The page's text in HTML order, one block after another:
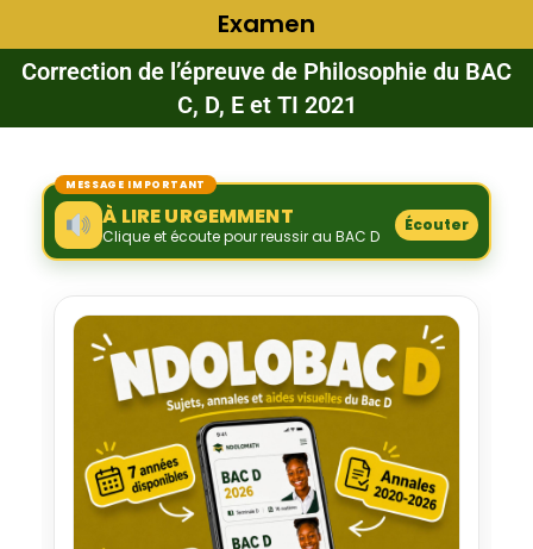
Examen
Correction de l’épreuve de Philosophie du BAC
C, D, E et TI 2021
MESSAGE IMPORTANT
À LIRE URGEMMENT
Clique et écoute pour reussir au BAC D
Écouter